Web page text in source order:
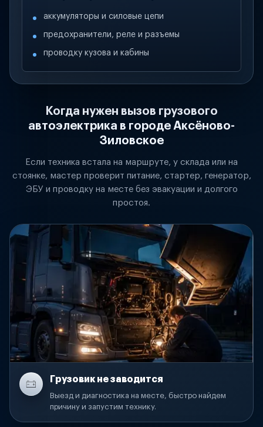
аккумуляторы и силовые цепи
предохранители, реле и разъемы
проводку кузова и кабины
Когда нужен вызов грузового
автоэлектрика в городе Аксёново-
Зиловское
Если техника встала на маршруте, у склада или на
стоянке, мастер проверит питание, стартер, генератор,
ЭБУ и проводку на месте без эвакуации и долгого
простоя.
Грузовик не заводится
Выезд и диагностика на месте, быстро найдем
причину и запустим технику.